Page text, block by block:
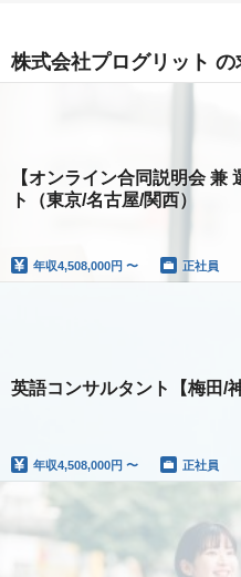
株式会社プログリット の
【オンライン合同説明会 兼
ト（東京/名古屋/関西）
年収4,508,000円 〜 正社員
英語コンサルタント【梅田/
年収4,508,000円 〜 正社員